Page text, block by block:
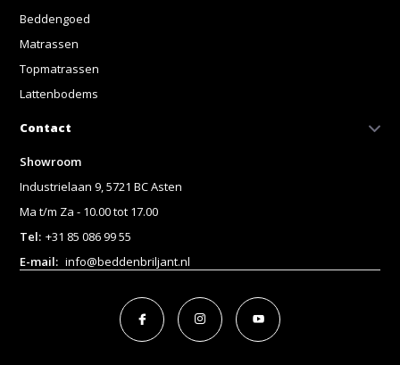
Beddengoed
Matrassen
Topmatrassen
Lattenbodems
Contact
Showroom
Industrielaan 9, 5721 BC Asten
Ma t/m Za - 10.00 tot 17.00
Tel: +31 85 086 99 55
E-mail: info@beddenbriljant.nl